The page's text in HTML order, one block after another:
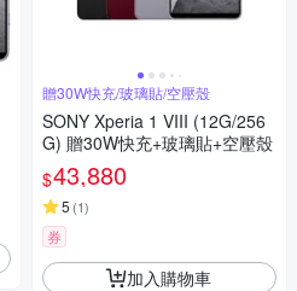
贈30W快充/玻璃貼/空壓殼
SONY Xperia 1 VIII (12G/256
G) 贈30W快充+玻璃貼+空壓殼
$43,880
5 (1)
券
加入購物車